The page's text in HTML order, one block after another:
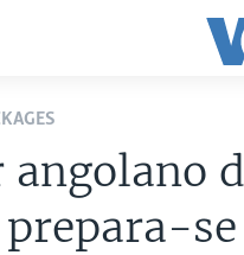
angolano
prepara-